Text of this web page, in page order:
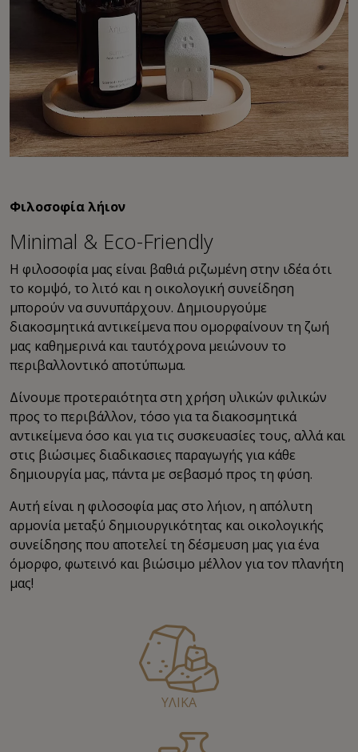
Φιλοσοφία λήιον
Minimal & Εco-Friendly
Η φιλοσοφία μας είναι βαθιά ριζωμένη στην ιδέα ότι
το κομψό, το λιτό και η οικολογική συνείδηση
μπορούν να συνυπάρχουν. Δημιουργούμε
διακοσμητικά αντικείμενα που ομορφαίνουν τη ζωή
μας καθημερινά και ταυτόχρονα μειώνουν το
περιβαλλοντικό αποτύπωμα.
Δίνουμε προτεραιότητα στη χρήση υλικών φιλικών
προς το περιβάλλον, τόσο για τα διακοσμητικά
αντικείμενα όσο και για τις συσκευασίες τους, αλλά και
στις βιώσιμες διαδικασιες παραγωγής για κάθε
δημιουργία μας, πάντα με σεβασμό προς τη φύση.
Αυτή είναι η φιλοσοφία μας στο λήιον, η απόλυτη
αρμονία μεταξύ δημιουργικότητας και οικολογικής
συνείδησης που αποτελεί τη δέσμευση μας για ένα
όμορφο, φωτεινό και βιώσιμο μέλλον για τον πλανήτη
μας!
ΥΛΙΚΑ